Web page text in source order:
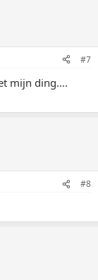
#7
mijn ding....
#8